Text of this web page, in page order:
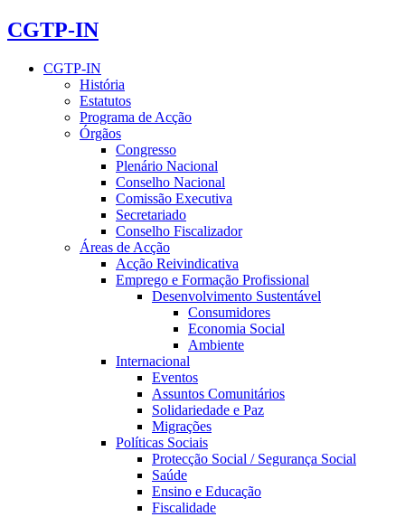
CGTP-IN
CGTP-IN
História
Estatutos
Programa de Acção
Órgãos
Congresso
Plenário Nacional
Conselho Nacional
Comissão Executiva
Secretariado
Conselho Fiscalizador
Áreas de Acção
Acção Reivindicativa
Emprego e Formação Profissional
Desenvolvimento Sustentável
Consumidores
Economia Social
Ambiente
Internacional
Eventos
Assuntos Comunitários
Solidariedade e Paz
Migrações
Políticas Sociais
Protecção Social / Segurança Social
Saúde
Ensino e Educação
Fiscalidade